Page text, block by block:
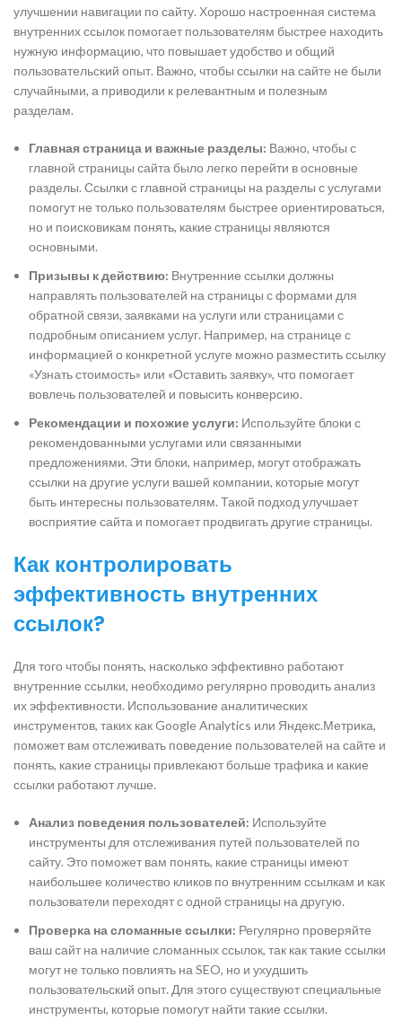
улучшении навигации по сайту. Хорошо настроенная система
внутренних ссылок помогает пользователям быстрее находить
нужную информацию, что повышает удобство и общий
пользовательский опыт. Важно, чтобы ссылки на сайте не были
случайными, а приводили к релевантным и полезным
разделам.
Главная страница и важные разделы: Важно, чтобы с
главной страницы сайта было легко перейти в основные
разделы. Ссылки с главной страницы на разделы с услугами
помогут не только пользователям быстрее ориентироваться,
но и поисковикам понять, какие страницы являются
основными.
Призывы к действию: Внутренние ссылки должны
направлять пользователей на страницы с формами для
обратной связи, заявками на услуги или страницами с
подробным описанием услуг. Например, на странице с
информацией о конкретной услуге можно разместить ссылку
«Узнать стоимость» или «Оставить заявку», что помогает
вовлечь пользователей и повысить конверсию.
Рекомендации и похожие услуги: Используйте блоки с
рекомендованными услугами или связанными
предложениями. Эти блоки, например, могут отображать
ссылки на другие услуги вашей компании, которые могут
быть интересны пользователям. Такой подход улучшает
восприятие сайта и помогает продвигать другие страницы.
Как контролировать
эффективность внутренних
ссылок?
Для того чтобы понять, насколько эффективно работают
внутренние ссылки, необходимо регулярно проводить анализ
их эффективности. Использование аналитических
инструментов, таких как Google Analytics или Яндекс.Метрика,
поможет вам отслеживать поведение пользователей на сайте и
понять, какие страницы привлекают больше трафика и какие
ссылки работают лучше.
Анализ поведения пользователей: Используйте
инструменты для отслеживания путей пользователей по
сайту. Это поможет вам понять, какие страницы имеют
наибольшее количество кликов по внутренним ссылкам и как
пользователи переходят с одной страницы на другую.
Проверка на сломанные ссылки: Регулярно проверяйте
ваш сайт на наличие сломанных ссылок, так как такие ссылки
могут не только повлиять на SEO, но и ухудшить
пользовательский опыт. Для этого существуют специальные
инструменты, которые помогут найти такие ссылки.